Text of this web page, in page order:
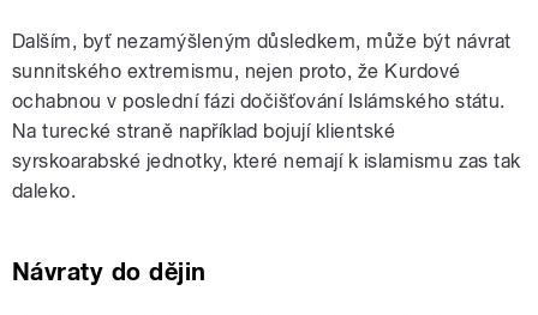
Dalším, byť nezamýšleným důsledkem, může být návrat
sunnitského extremismu, nejen proto, že Kurdové
ochabnou v poslední fázi dočišťování Islámského státu.
Na turecké straně například bojují klientské
syrskoarabské jednotky, které nemají k islamismu zas tak
daleko.
Návraty do dějin